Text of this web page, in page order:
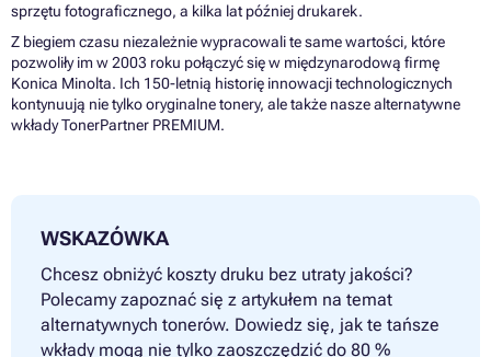
sprzętu fotograficznego, a kilka lat później drukarek.
Z biegiem czasu niezależnie wypracowali te same wartości, które
pozwoliły im w 2003 roku połączyć się w międzynarodową firmę
Konica Minolta. Ich 150-letnią historię innowacji technologicznych
kontynuują nie tylko oryginalne tonery, ale także nasze alternatywne
wkłady TonerPartner PREMIUM.
WSKAZÓWKA
Chcesz obniżyć koszty druku bez utraty jakości?
Polecamy zapoznać się z artykułem na temat
alternatywnych tonerów. Dowiedz się, jak te tańsze
wkłady mogą nie tylko zaoszczędzić do 80 %